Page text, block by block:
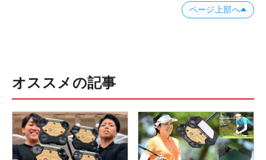
ページ上部へ
オススメの記事